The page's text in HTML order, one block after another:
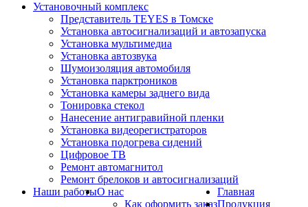
Установочный комплекс
Представитель TEYES в Томске
Установка автосигнализаций и автозапуска
Установка мультимедиа
Установка автозвука
Шумоизоляция автомобиля
Установка парктроников
Установка камеры заднего вида
Тонировка стекол
Нанесение антигравийной пленки
Установка видеорегистраторов
Установка подогрева сидений
Цифровое ТВ
Ремонт автомагнитол
Ремонт брелоков и автосигнализаций
Наши работыО нас
Как оформить заказ
Главная
Продукция